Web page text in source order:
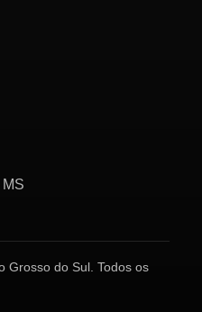
Grosso do Sul. Todos os